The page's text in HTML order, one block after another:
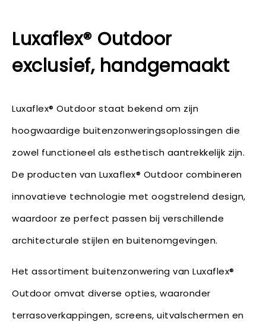
Luxaflex® Outdoor
exclusief, handgemaakt
Luxaflex® Outdoor staat bekend om zijn
hoogwaardige buitenzonweringsoplossingen die
zowel functioneel als esthetisch aantrekkelijk zijn.
De producten van Luxaflex® Outdoor combineren
innovatieve technologie met oogstrelend design,
waardoor ze perfect passen bij verschillende
architecturale stijlen en buitenomgevingen.
Het assortiment buitenzonwering van Luxaflex®
Outdoor omvat diverse opties, waaronder
terrasoverkappingen, screens, uitvalschermen en